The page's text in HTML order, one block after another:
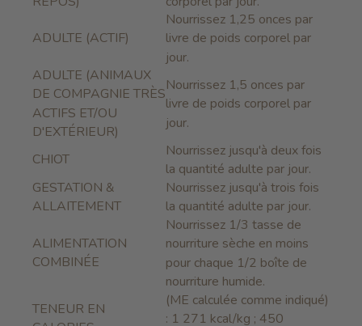
ADULTE (ACTIF)
Nourrissez 1,25 onces par
livre de poids corporel par
jour.
ADULTE (ANIMAUX
DE COMPAGNIE TRÈS
ACTIFS ET/OU
D'EXTÉRIEUR)
Nourrissez 1,5 onces par
livre de poids corporel par
jour.
CHIOT
Nourrissez jusqu'à deux fois
la quantité adulte par jour.
GESTATION &
ALLAITEMENT
Nourrissez jusqu'à trois fois
la quantité adulte par jour.
ALIMENTATION
COMBINÉE
Nourrissez 1/3 tasse de
nourriture sèche en moins
pour chaque 1/2 boîte de
nourriture humide.
TENEUR EN
(ME calculée comme indiqué)
: 1 271 kcal/kg ; 450